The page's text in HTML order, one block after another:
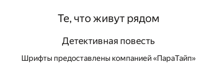
Те, что живут рядом
Детективная повесть
Шрифты предоставлены компанией «ПараТайп»